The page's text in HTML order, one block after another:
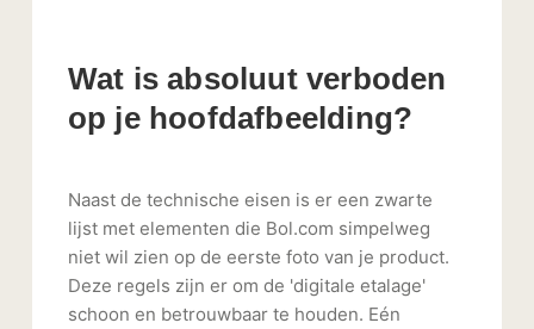
Wat is absoluut verboden
op je hoofdafbeelding?
Naast de technische eisen is er een zwarte
lijst met elementen die Bol.com simpelweg
niet wil zien op de eerste foto van je product.
Deze regels zijn er om de 'digitale etalage'
schoon en betrouwbaar te houden. Eén